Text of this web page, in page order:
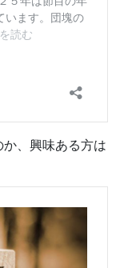
、興味ある方は